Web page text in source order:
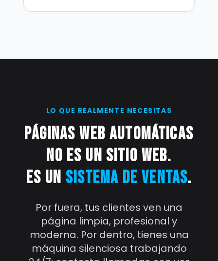
LO QUE REALMENTE NECESITAS
Páginas Web Automáticas
no es un sitio web.
Es un sistema de ventas.
Por fuera, tus clientes ven una
página limpia, profesional y
moderna. Por dentro, tienes una
máquina silenciosa trabajando